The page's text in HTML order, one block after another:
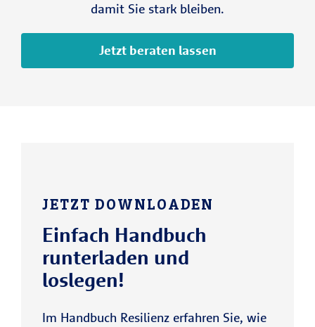
damit Sie stark bleiben.
Jetzt beraten lassen
JETZT DOWNLOADEN
Einfach Handbuch
runterladen und
loslegen!
Im Handbuch Resilienz erfahren Sie, wie